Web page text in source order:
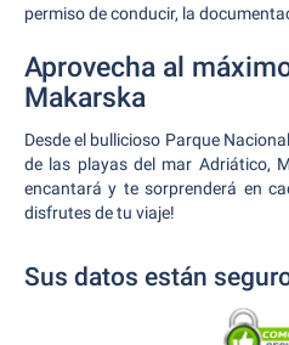
permiso de conducir, la
Aprovecha al
Makarska
Desde el bullicioso Parque
de las playas del mar Adriático,
encantará y te sorprenderá en
disfrutes de tu viaje!
Sus datos están